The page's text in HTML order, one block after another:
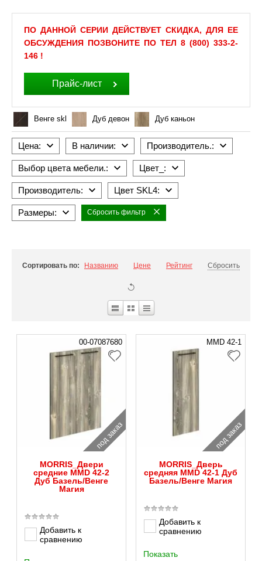
ПО ДАННОЙ СЕРИИ ДЕЙСТВУЕТ СКИДКА, ДЛЯ ЕЕ
ОБСУЖДЕНИЯ ПОЗВОНИТЕ ПО ТЕЛ 8 (800) 333-2-
146 !
Прайс-лист
Венге skl Дуб девон Дуб каньон
Цена: В наличии: Производитель.:
Выбор цвета мебели.: Цвет_:
Производитель: Цвет SKL4:
Размеры: Сбросить фильтр
Сортировать по: Названию Цене Рейтинг Сбросить
00-07087680
под заказ
MORRIS_Двери
средние MMD 42-2
Дуб Базель/Венге
Магия
Добавить к
сравнению
MMD 42-1
под заказ
MORRIS_Дверь
средняя MMD 42-1 Дуб
Базель/Венге Магия
Добавить к
сравнению
Показать